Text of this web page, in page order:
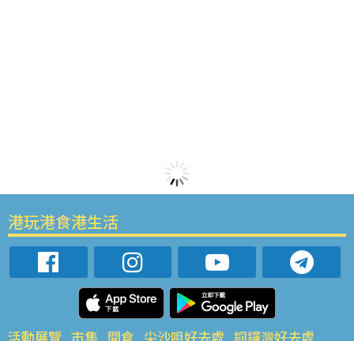
港玩港食港生活
活動展覽 市集 開倉 尖沙咀好去處 銅鑼灣好去處